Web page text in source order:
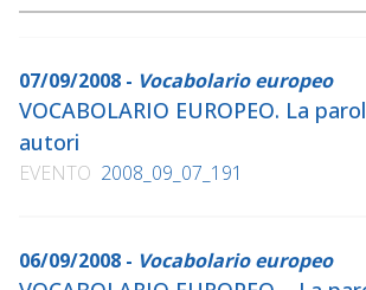
07/09/2008 - Vocabolario europeo
VOCABOLARIO EUROPEO. La
autori
EVENTO 2008_09_07_191
06/09/2008 - Vocabolario europeo